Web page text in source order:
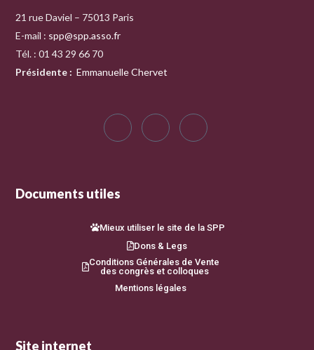
21 rue Daviel – 75013 Paris
E-mail : spp@spp.asso.fr
Tél. : 01 43 29 66 70
Présidente : Emmanuelle Chervet
Documents utiles
Mieux utiliser le site de la SPP
Dons & Legs
Conditions Générales de Vente
des congrès et colloques
Mentions légales
Site internet